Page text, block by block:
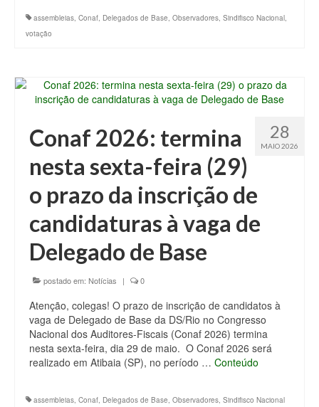
assembleias Conaf Delegados de Base Observadores Sindifisco Nacional
votação
28
MAIO 2026
Conaf 2026: termina
nesta sexta-feira (29)
o prazo da inscrição de
candidaturas à vaga de
Delegado de Base
postado em: Notícias | 0
Atenção, colegas! O prazo de inscrição de candidatos à
vaga de Delegado de Base da DS/Rio no Congresso
Nacional dos Auditores-Fiscais (Conaf 2026) termina
nesta sexta-feira, dia 29 de maio. O Conaf 2026 será
realizado em Atibaia (SP), no período … Conteúdo
assembleias Conaf Delegados de Base Observadores Sindifisco Nacional